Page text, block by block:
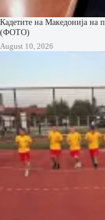
Кадетите на Македонија на
(ФОТО)
August 10, 2026